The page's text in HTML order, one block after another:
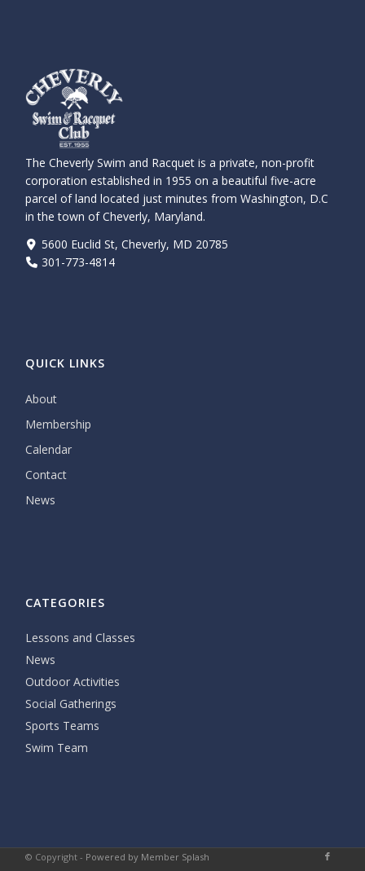
The Cheverly Swim and Racquet is a private, non-profit
corporation established in 1955 on a beautiful five-acre
parcel of land located just minutes from Washington, D.C
in the town of Cheverly, Maryland.
5600 Euclid St, Cheverly, MD 20785
301-773-4814
QUICK LINKS
About
Membership
Calendar
Contact
News
CATEGORIES
Lessons and Classes
News
Outdoor Activities
Social Gatherings
Sports Teams
Swim Team
© Copyright - Powered by Member Splash